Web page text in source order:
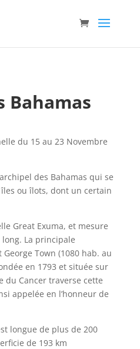
Bahamas
du 15 au 23 Novembre
des Bahamas qui se
ou îlots, dont un certain
Great Exuma, et mesure
La principale
Town (1080 hab. au
en 1793 et située sur
du Cancer traverse cette
appelée en l’honneur de
longue de plus de 200
de 193 km